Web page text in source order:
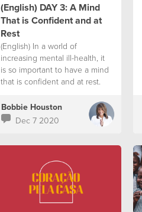
(English) DAY 3: A Mind
That is Confident and at
Rest
(English) In a world of
increasing mental ill-health, it
is so important to have a mind
that is confident and at rest.
Bobbie Houston
Dec 7 2020